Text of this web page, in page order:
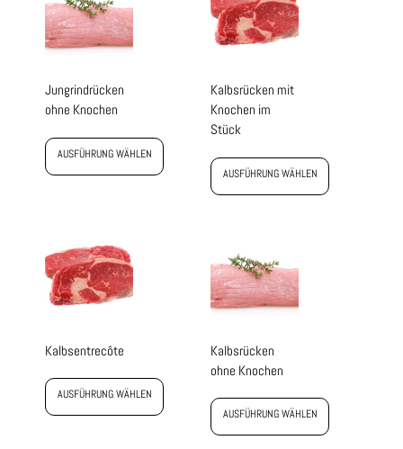
Jungrindrücken
ohne Knochen
AUSFÜHRUNG WÄHLEN
Kalbsrücken mit
Knochen im
Stück
AUSFÜHRUNG WÄHLEN
Kalbsentrecôte
AUSFÜHRUNG WÄHLEN
Kalbsrücken
ohne Knochen
AUSFÜHRUNG WÄHLEN